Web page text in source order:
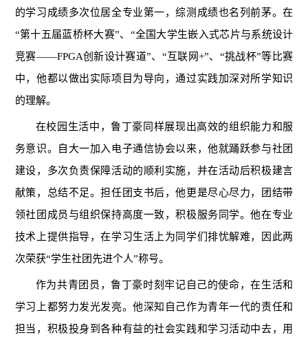
的学习成绩多次位居全专业第一，综测成绩也名列前茅。在
“第十五届蓝桥杯大赛”、“全国大学生嵌入式芯片与系统设计
竞赛——FPGA创新设计赛道”、“互联网+”、“挑战杯”等比赛
中，他都以做出实际项目为导向，通过实践加深对所学知识
的理解。
在校园生活中，鲁丁豪同样展现出高效的组织能力和服
务意识。自大一加入电子通信协会以来，他就踊跃参与社团
建设，多次负责保障活动的顺利实施，并在活动后积极建言
献策，总结不足。担任团支书后，他更是尽心尽力，团结带
领社团成员与组织保持高度一致，积极服务同学。他在专业
技术上提供指导，在学习生活上为同学们排忧解难，因此两
次荣获“学生社团先进个人”称号。
作为共青团员，鲁丁豪时刻牢记自己的使命，在生活和
学习上都努力发光发亮。他深知自己作为青年一代的责任和
担当，积极投身到各种有益的社会实践和学习活动中去，用